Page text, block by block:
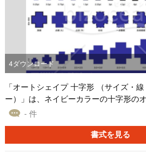
4ダウンロード
「オートシェイプ 十字形 （サイズ・
ー）」は、ネイビーカラーの十字形の
です。サイズ、線の太さ、種類、透過
ル・ワードなどのアプリケーションで
あり、ダウンロードして利用できます。 これらのバリエ
- 件
書式を見る